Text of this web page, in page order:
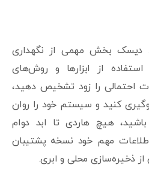
دیسک بخش مهمی از نگهداری
از ابزارها و روش‌های
احتمالی را زود تشخیص دهید،
کنید و سیستم خود را روان
هیچ هاردی تا ابد دوام
مهم خود نسخه پشتیبان
از ذخیره‌سازی محلی و ابری.